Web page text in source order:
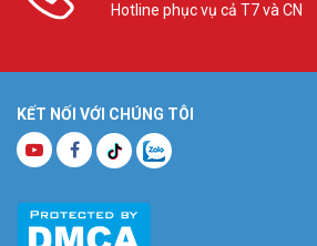
Hotline phục vụ cả T7 và CN
KẾT NỐI VỚI CHÚNG TÔI